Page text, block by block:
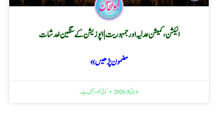
الیکشن، کمیشن عدلیہ اور جمہوریت | اپوزیشن کے سنگین خدشات
مضمون پڑھیں »
جولائی 8, 2026 کوئی تبصرہ نہیں ہے۔